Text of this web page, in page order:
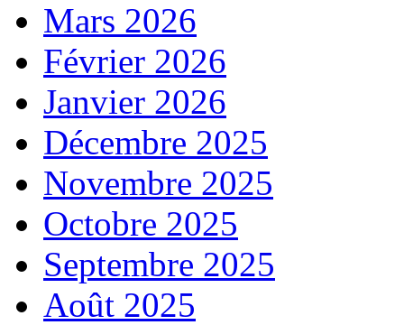
Mars 2026
Février 2026
Janvier 2026
Décembre 2025
Novembre 2025
Octobre 2025
Septembre 2025
Août 2025